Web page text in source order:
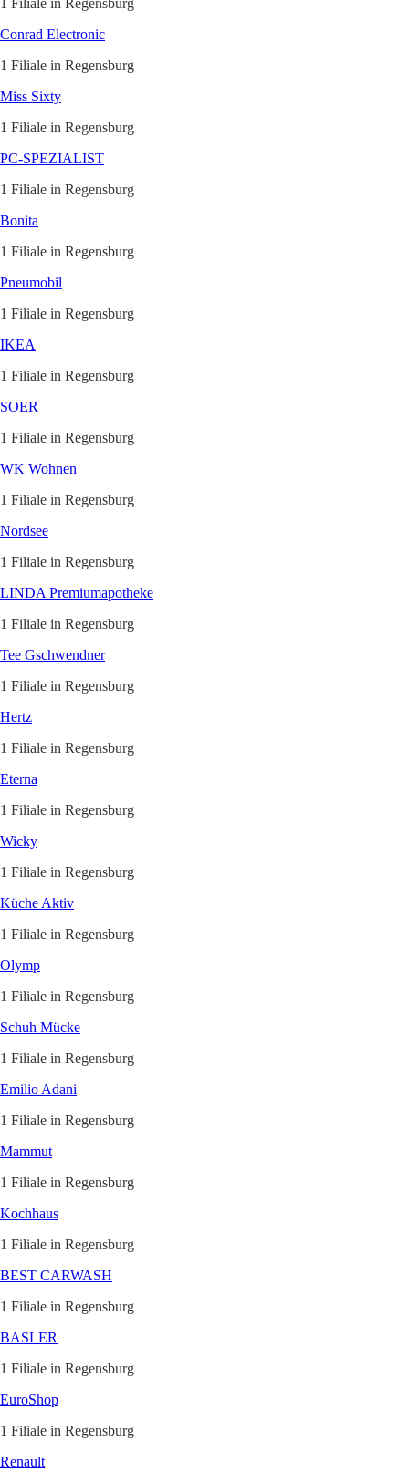
Conrad Electronic
1 Filiale in Regensburg
Miss Sixty
1 Filiale in Regensburg
PC-SPEZIALIST
1 Filiale in Regensburg
Bonita
1 Filiale in Regensburg
Pneumobil
1 Filiale in Regensburg
IKEA
1 Filiale in Regensburg
SOER
1 Filiale in Regensburg
WK Wohnen
1 Filiale in Regensburg
Nordsee
1 Filiale in Regensburg
LINDA Premiumapotheke
1 Filiale in Regensburg
Tee Gschwendner
1 Filiale in Regensburg
Hertz
1 Filiale in Regensburg
Eterna
1 Filiale in Regensburg
Wicky
1 Filiale in Regensburg
Küche Aktiv
1 Filiale in Regensburg
Olymp
1 Filiale in Regensburg
Schuh Mücke
1 Filiale in Regensburg
Emilio Adani
1 Filiale in Regensburg
Mammut
1 Filiale in Regensburg
Kochhaus
1 Filiale in Regensburg
BEST CARWASH
1 Filiale in Regensburg
BASLER
1 Filiale in Regensburg
EuroShop
1 Filiale in Regensburg
Renault